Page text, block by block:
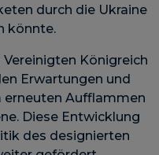
durch die Ukraine
könnte.
Königreich
Erwartungen und
erneuten Aufflammen
Diese Entwicklung
des designierten